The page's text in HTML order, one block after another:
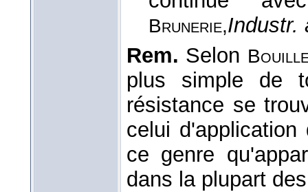
Brunerie,Industr.
Rem. Selon
plus simple de
résistance se
celui
ce genre
dans la plupart